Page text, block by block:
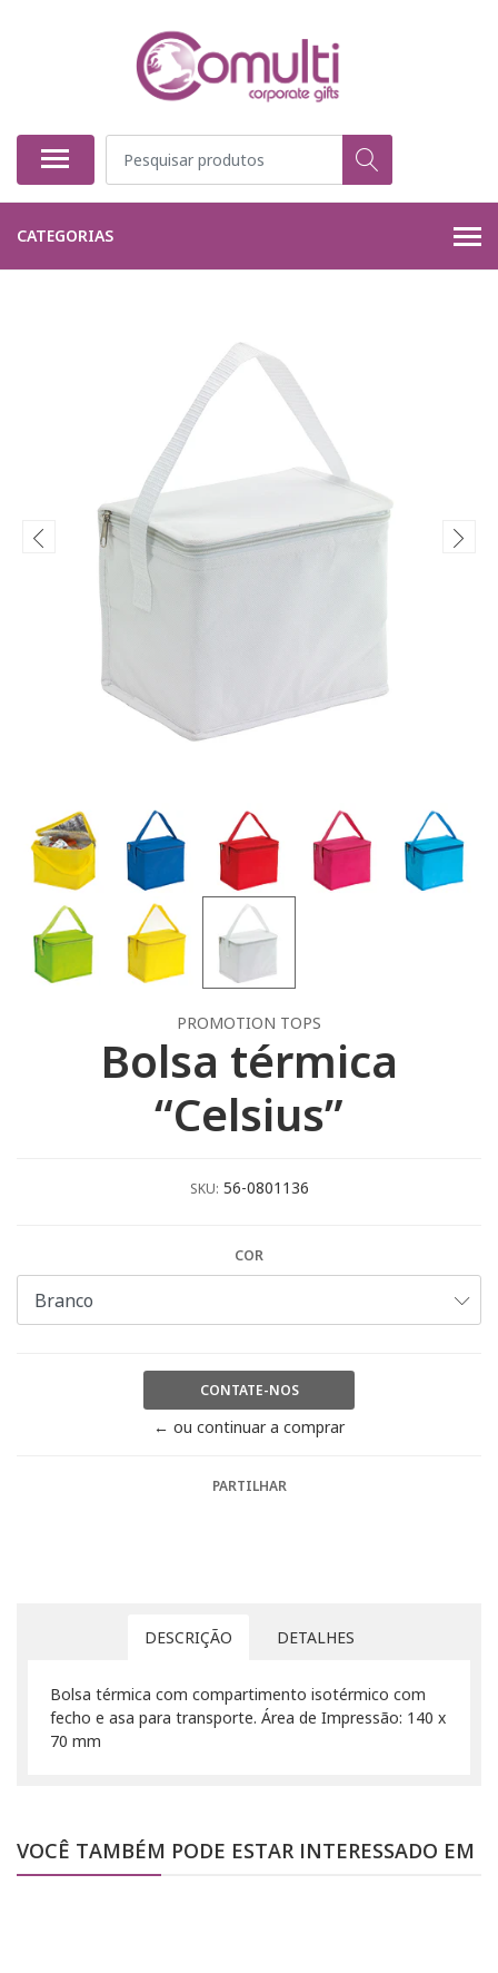
CATEGORIAS
PROMOTION TOPS
Bolsa térmica
“Celsius”
SKU: 56-0801136
COR
CONTATE-NOS
← ou continuar a comprar
PARTILHAR
DESCRIÇÃO DETALHES
Bolsa térmica com compartimento isotérmico com
fecho e asa para transporte. Área de Impressão: 140 x
70 mm
VOCÊ TAMBÉM PODE ESTAR INTERESSADO EM